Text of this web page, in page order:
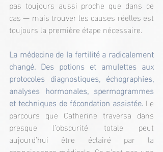
pas toujours aussi proche que dans ce
cas — mais trouver les causes réelles est
toujours la première étape nécessaire.
La médecine de la fertilité a radicalement
changé. Des potions et amulettes aux
protocoles diagnostiques, échographies,
analyses hormonales, spermogrammes
et techniques de fécondation assistée. Le
parcours que Catherine traversa dans
presque l’obscurité totale peut
aujourd’hui être éclairé par la